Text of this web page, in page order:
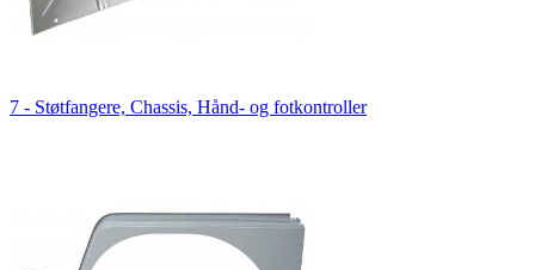
7 - Støtfangere, Chassis, Hånd- og fotkontroller